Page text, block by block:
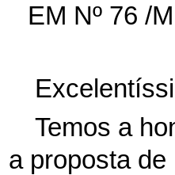
EM Nº 76 /
Temos a
a proposta de